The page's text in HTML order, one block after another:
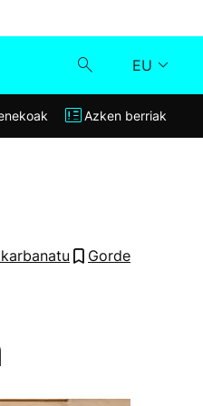
EU
Klisk
Azken berriak
Gorde